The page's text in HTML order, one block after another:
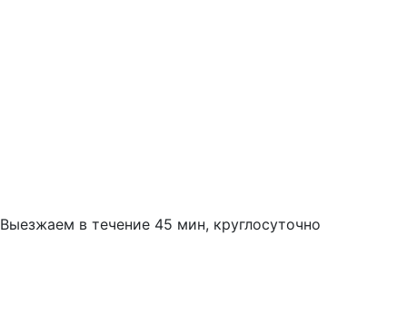
Выезжаем в течение 45 мин, круглосуточно